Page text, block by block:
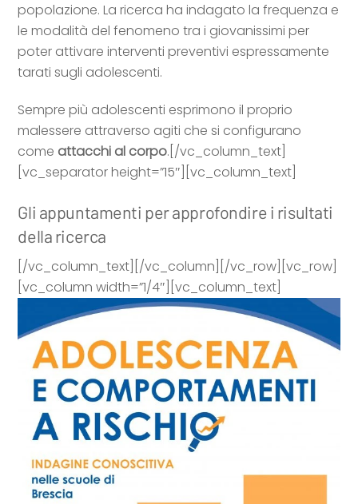
popolazione. La ricerca ha indagato la frequenza e
le modalità del fenomeno tra i giovanissimi per
poter attivare interventi preventivi espressamente
tarati sugli adolescenti.
Sempre più adolescenti esprimono il proprio
malessere attraverso agiti che si configurano
come attacchi al corpo.[/vc_column_text]
[vc_separator height=”15″][vc_column_text]
Gli appuntamenti per approfondire i risultati
della ricerca
[/vc_column_text][/vc_column][/vc_row][vc_row]
[vc_column width=”1/4″][vc_column_text]